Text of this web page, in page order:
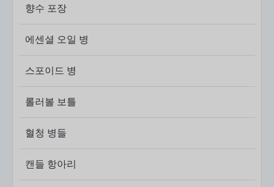
향수 포장
에센셜 오일 병
스포이드 병
롤러볼 보틀
혈청 병​들
캔들 항아리